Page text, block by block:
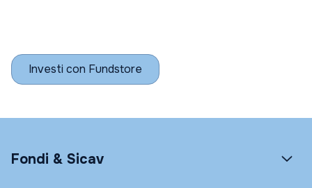
Investi con Fundstore
Fondi & Sicav